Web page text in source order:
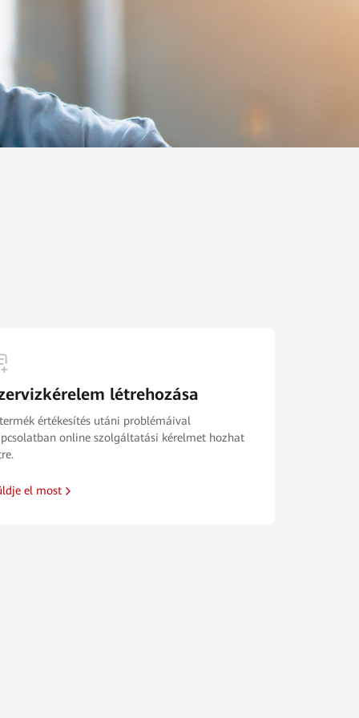
létrehozása
értékesítés utáni problémáival
online szolgáltatási kérelmet hozhat
el most